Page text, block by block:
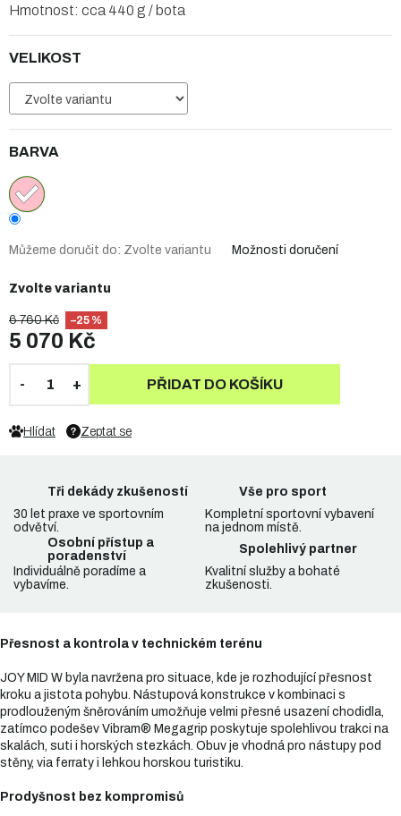
6 760 Kč –25 %
5 070 Kč
Zvolte variantu
VELIKOST
BARVA
Můžeme doručit do: Zvolte variantu Možnosti doručení
PŘIDAT DO KOŠÍKU
Hmotnost: cca 440 g / bota
Zeptat se
Hlídat
Tři dekády zkušeností
30 let praxe ve sportovním
odvětví.
Vše pro sport
Kompletní sportovní vybavení
na jednom místě.
Osobní přístup a
poradenství
Individuálně poradíme a
vybavíme.
Spolehlivý partner
Kvalitní služby a bohaté
zkušenosti.
Přesnost a kontrola v technickém terénu
JOY MID W byla navržena pro situace, kde je rozhodující přesnost
kroku a jistota pohybu. Nástupová konstrukce v kombinaci s
prodlouženým šněrováním umožňuje velmi přesné usazení chodidla,
zatímco podešev Vibram® Megagrip poskytuje spolehlivou trakci na
skalách, suti i horských stezkách. Obuv je vhodná pro nástupy pod
stěny, via ferraty i lehkou horskou turistiku.
Prodyšnost bez kompromisů